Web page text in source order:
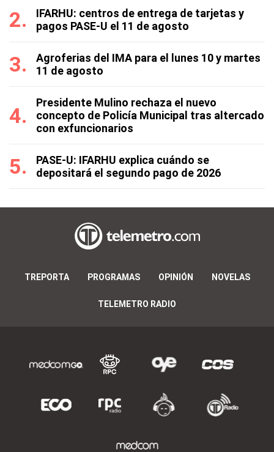
IFARHU: centros de entrega de tarjetas y
pagos PASE-U el 11 de agosto
Agroferias del IMA para el lunes 10 y martes
11 de agosto
Presidente Mulino rechaza el nuevo
concepto de Policía Municipal tras altercado
con exfuncionarios
PASE-U: IFARHU explica cuándo se
depositará el segundo pago de 2026
TREPORTA PROGRAMAS OPINIÓN NOVELAS
TELEMETRO RADIO